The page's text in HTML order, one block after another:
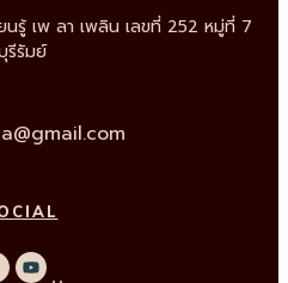
นรู้ เพ ลา เพลิน เลขที่ 252 หมู่ที่ 7
รีรัมย์